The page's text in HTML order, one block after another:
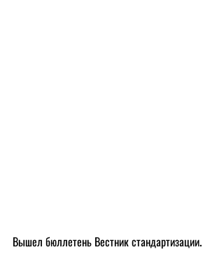
Вышел бюллетень Вестник стандартизации.